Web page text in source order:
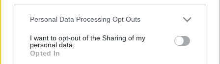
Please note that this website/app uses one or more Google
not limited to your visit or usage behaviour. You may click to
grant or deny consent to Google and its third-party tags to
use your data for below specified purposes in below Google
Personal Data Processing Opt Outs
I want to opt-out of the Sharing of my
personal data.
Opted In